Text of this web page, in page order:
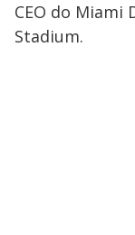
CEO do Miami
Stadium.